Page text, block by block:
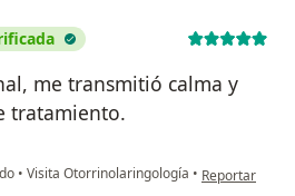
me transmitió calma y
tratamiento.
• Visita Otorrinolaringología • en opinión del
Reportar